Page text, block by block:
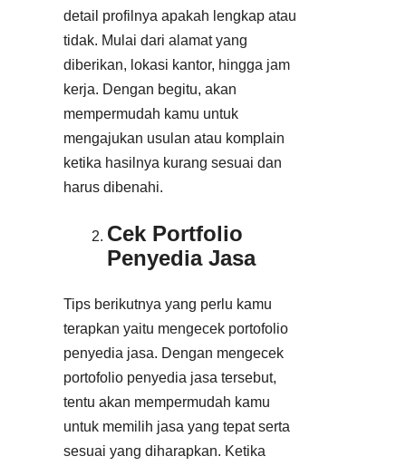
detail profilnya apakah lengkap atau
tidak. Mulai dari alamat yang
diberikan, lokasi kantor, hingga jam
kerja. Dengan begitu, akan
mempermudah kamu untuk
mengajukan usulan atau komplain
ketika hasilnya kurang sesuai dan
harus dibenahi.
Cek Portfolio
Penyedia Jasa
Tips berikutnya yang perlu kamu
terapkan yaitu mengecek portofolio
penyedia jasa. Dengan mengecek
portofolio penyedia jasa tersebut,
tentu akan mempermudah kamu
untuk memilih jasa yang tepat serta
sesuai yang diharapkan. Ketika